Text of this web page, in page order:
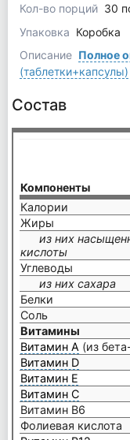
Кол-во порций 30
Упаковка Коробка
Описание Полное
(таблетки+капсулы)
Состав
Компоненты
Калории
Жиры
из них
кислоты
Углеводы
из них сахара
Белки
Соль
Витамины
Витамин А (из
Витамин D
Витамин E
Витамин C
Витамин B6
Фолиевая кислота